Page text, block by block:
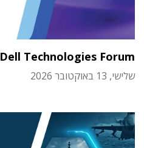
Dell Technologies Forum
שלישי, 13 באוקטובר 2026